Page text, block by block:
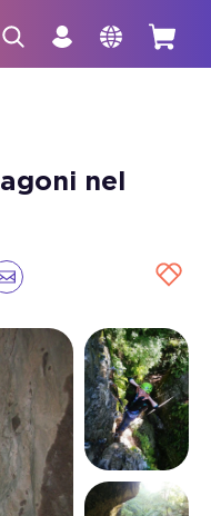
nel